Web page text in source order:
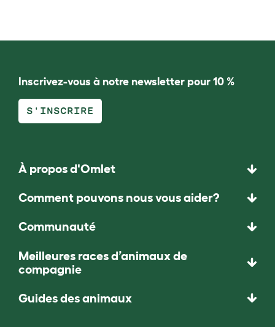
Inscrivez-vous à notre newsletter pour 10 %
S'INSCRIRE
À propos d'Omlet
Comment pouvons nous vous aider?
Communauté
Meilleures races d’animaux de
compagnie
Guides des animaux